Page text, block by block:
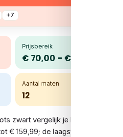
+7
Prijsbereik
€ 70,00 – € 159,99
Aantal maten
12
zwart vergelijk je bij 1 shop. De
€ 159,99; de laagste is € 70,00.